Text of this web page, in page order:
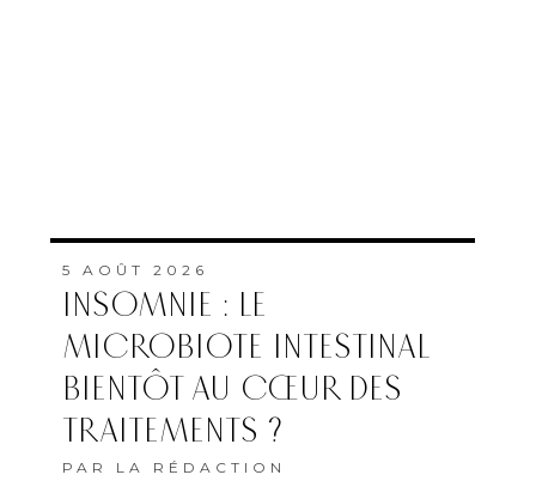
5 AOÛT 2026
INSOMNIE : LE
MICROBIOTE INTESTINAL
BIENTÔT AU CŒUR DES
TRAITEMENTS ?
PAR LA RÉDACTION